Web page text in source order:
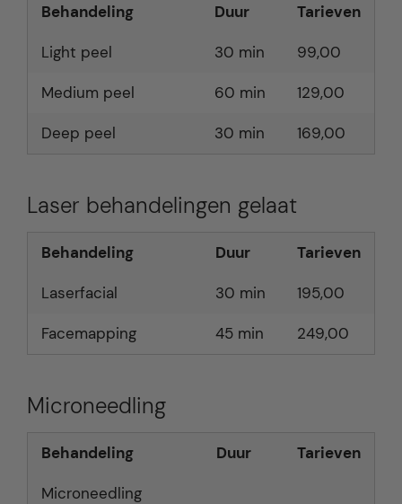
Behandeling Duur Tarieven
Light peel 30 min 99,00
Medium peel 60 min 129,00
Deep peel 30 min 169,00
Laser behandelingen gelaat
Behandeling Duur Tarieven
Laserfacial 30 min 195,00
Facemapping 45 min 249,00
Microneedling
Behandeling Duur Tarieven
Microneedling